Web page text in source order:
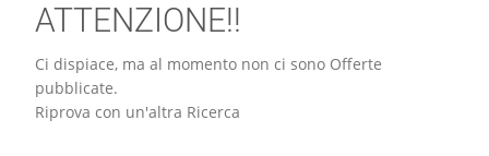
ATTENZIONE!!
Ci dispiace, ma al momento non ci sono Offerte
pubblicate.
Riprova con un'altra Ricerca